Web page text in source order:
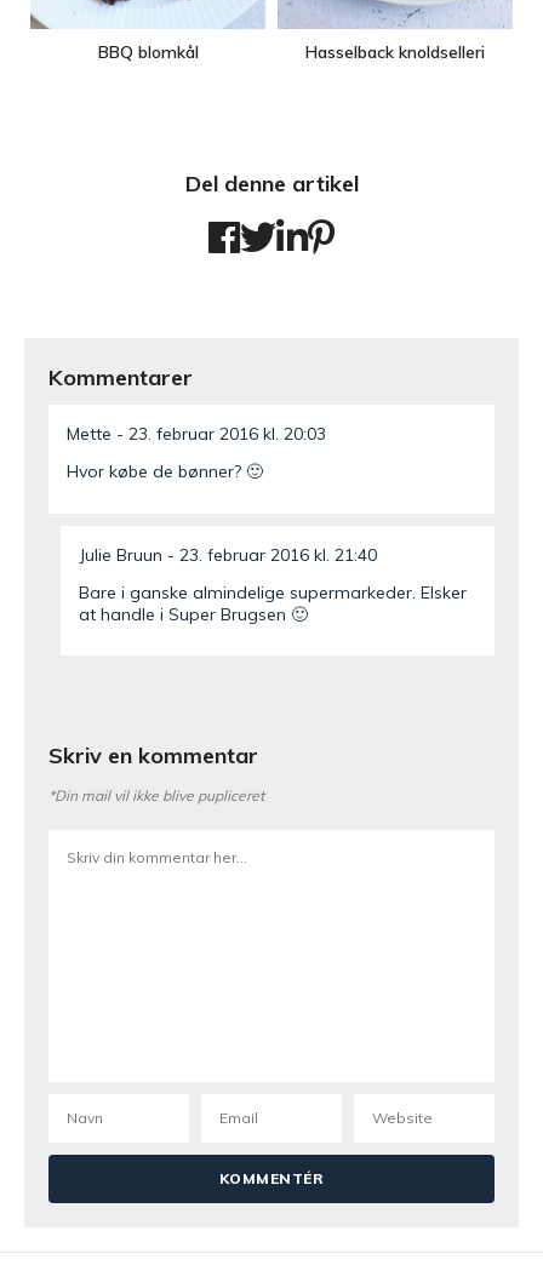
BBQ blomkål Hasselback knoldselleri
Del denne artikel
Kommentarer
Mette
23. februar 2016 kl. 20:03
Hvor købe de bønner? 🙂
Julie Bruun
23. februar 2016 kl. 21:40
Bare i ganske almindelige supermarkeder. Elsker
at handle i Super Brugsen 🙂
Skriv en kommentar
*Din mail vil ikke blive pupliceret